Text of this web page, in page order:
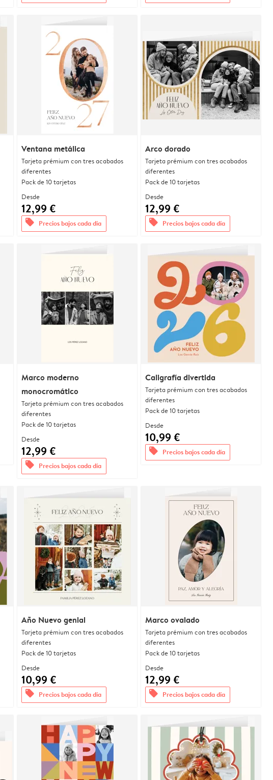
Ventana metálica
Tarjeta prémium con tres acabados
diferentes
Pack de 10 tarjetas
Desde
12,99 €
offers Precios bajos cada día
Arco dorado
Tarjeta prémium con tres acabados
diferentes
Pack de 10 tarjetas
Desde
12,99 €
offers Precios bajos cada día
Marco moderno
monocromático
Tarjeta prémium con tres acabados
diferentes
Pack de 10 tarjetas
Desde
12,99 €
offers Precios bajos cada día
Caligrafía divertida
Tarjeta prémium con tres acabados
diferentes
Pack de 10 tarjetas
Desde
10,99 €
offers Precios bajos cada día
Año Nuevo genial
Tarjeta prémium con tres acabados
diferentes
Pack de 10 tarjetas
Desde
10,99 €
offers Precios bajos cada día
Marco ovalado
Tarjeta prémium con tres acabados
diferentes
Pack de 10 tarjetas
Desde
12,99 €
offers Precios bajos cada día